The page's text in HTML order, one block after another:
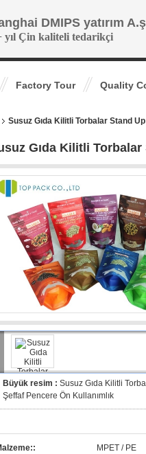
DMIPS yatırım
yıl Çin kaliteli tedarikçi
Factory Tour Quality
Susuz Gıda Kilitli Torbalar Stand
Gıda Kilitli Torbalar
Büyük resim : Susuz Gıda Kilitli
Şeffaf Pencere Ön Kullanımlık
MPET / PE